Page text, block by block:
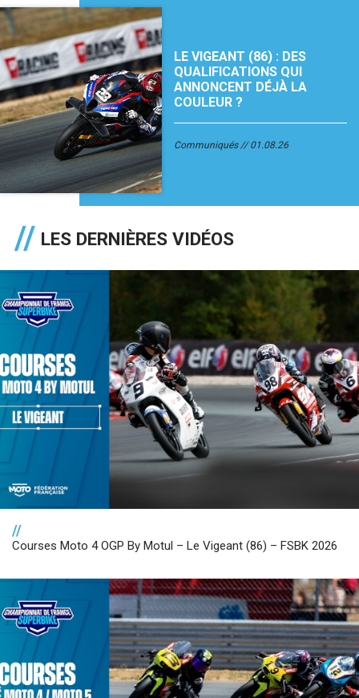
LE VIGEANT (86) : DES
QUALIFICATIONS QUI
ANNONCENT DÉJÀ LA
COULEUR ?
Communiqués 01.08.26
LES DERNIÈRES VIDÉOS
//
Courses Moto 4 OGP By Motul – Le Vigeant (86) – FSBK 2026